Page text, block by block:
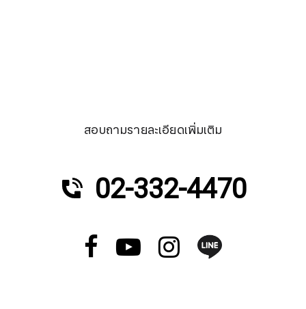
สอบถามรายละเอียดเพิ่มเติม
02-332-4470